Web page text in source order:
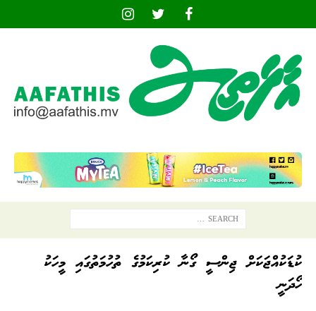
ކުޑަކުއްޖަކަށް ޖިންސީ ގޯނާ ކުރިކަމުގެ ތުހުމަތުގައި މީހަކު
ހޯދަނީ